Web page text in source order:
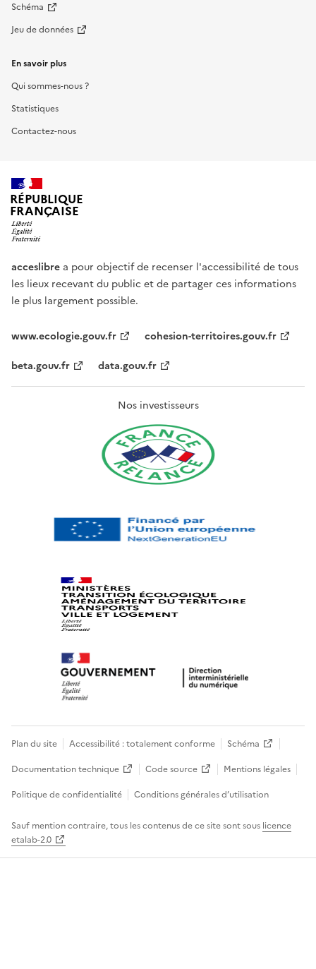
Schéma
Jeu de données
En savoir plus
Qui sommes-nous ?
Statistiques
Contactez-nous
RÉPUBLIQUE
FRANÇAISE
acceslibre a pour objectif de recenser l'accessibilité de tous
les lieux recevant du public et de partager ces informations
le plus largement possible.
www.ecologie.gouv.fr
cohesion-territoires.gouv.fr
beta.gouv.fr
data.gouv.fr
Nos investisseurs
Plan du site Accessibilité : totalement conforme
Schéma
Documentation technique
Code source
Mentions légales
Politique de confidentialité
Conditions générales d’utilisation
Sauf mention contraire, tous les contenus de ce site sont sous licence
etalab-2.0